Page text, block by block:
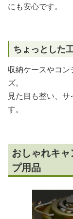
にも安心です。
ちょっとした
収納ケースやコ
ズ。
見た目も整い、
す。
おしゃれキ
プ用品